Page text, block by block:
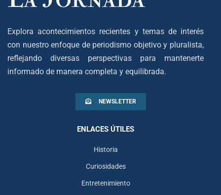
Explora acontecimientos recientes y temas de interés
con nuestro enfoque de periodismo objetivo y pluralista,
reflejando diversas perspectivas para mantenerte
informado de manera completa y equilibrada.
NEWSLETTER
ENLACES ÚTILES
Historia
Curiosidades
Entretenimiento